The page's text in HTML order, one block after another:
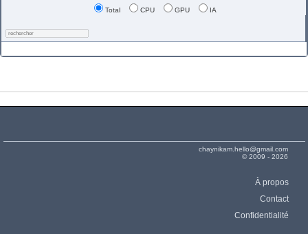
Total CPU GPU IA
chaynikam.hello@gmail.com
© 2009 - 2026
À propos
Contact
Confidentialité